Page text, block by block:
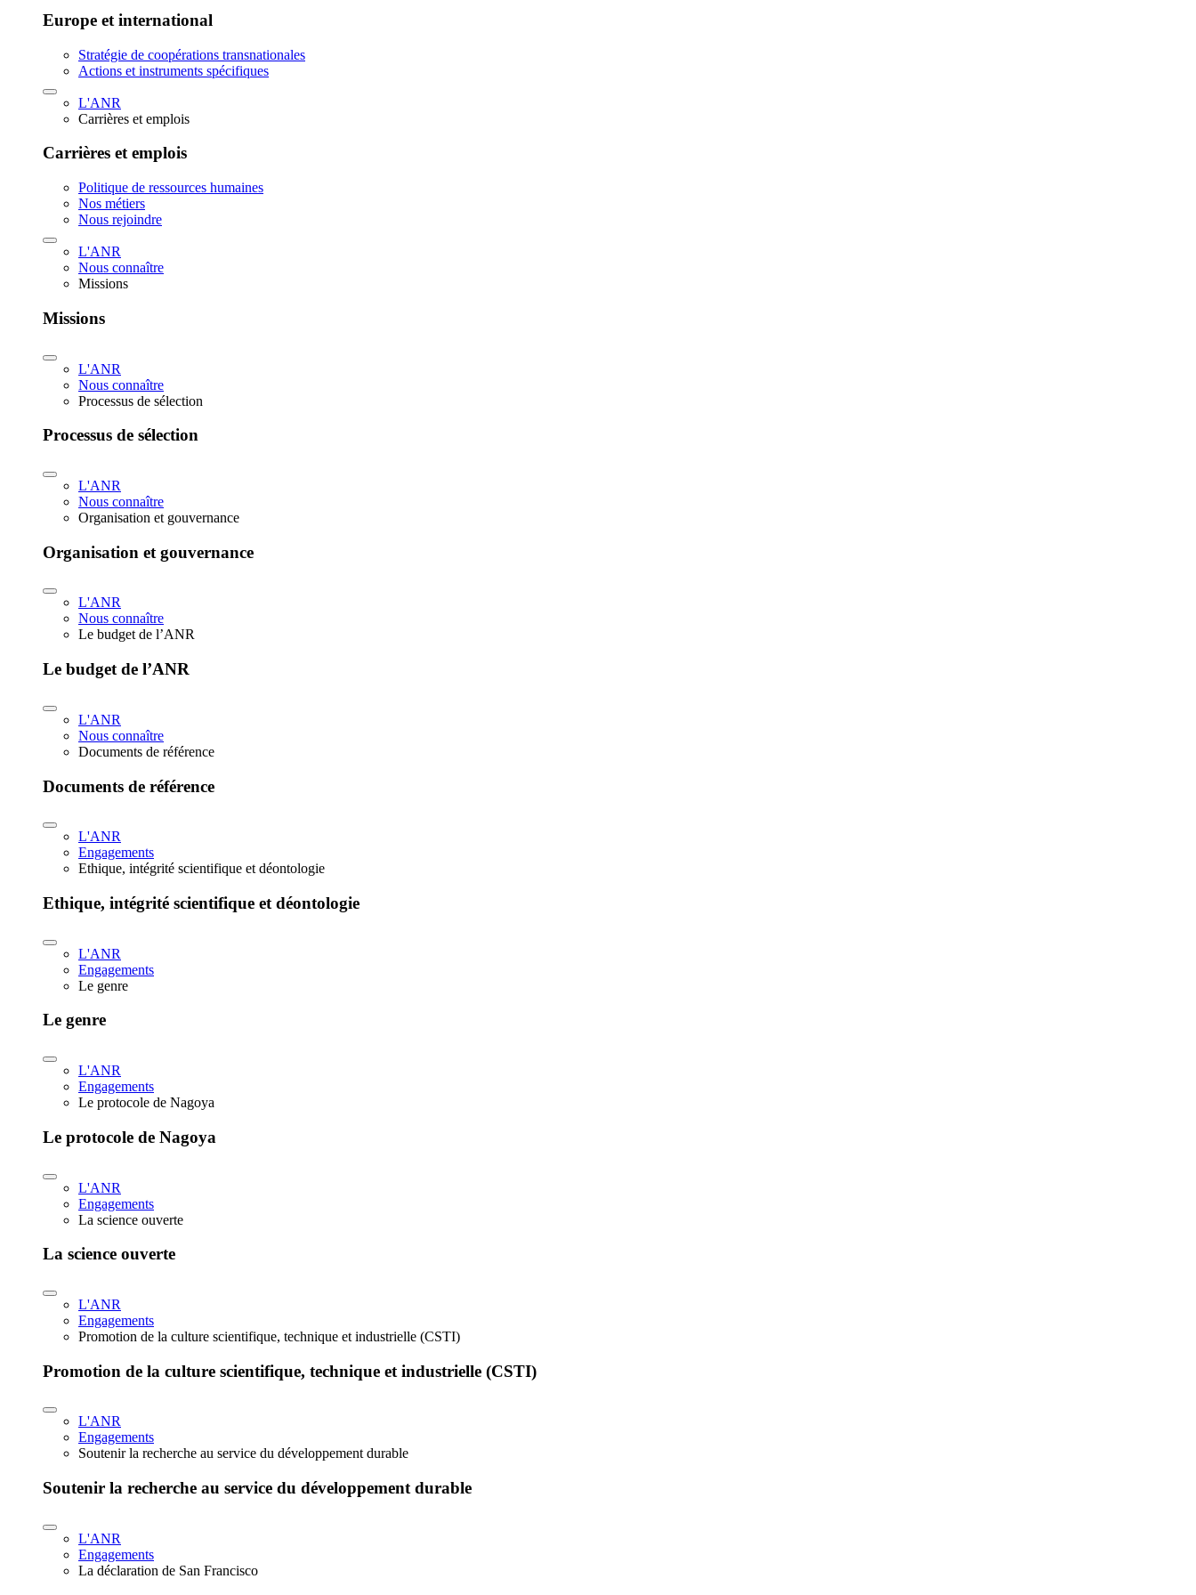
Europe et international
Stratégie de coopérations transnationales
Actions et instruments spécifiques
L'ANR
Carrières et emplois
Carrières et emplois
Politique de ressources humaines
Nos métiers
Nous rejoindre
L'ANR
Nous connaître
Missions
Missions
L'ANR
Nous connaître
Processus de sélection
Processus de sélection
L'ANR
Nous connaître
Organisation et gouvernance
Organisation et gouvernance
L'ANR
Nous connaître
Le budget de l’ANR
Le budget de l’ANR
L'ANR
Nous connaître
Documents de référence
Documents de référence
L'ANR
Engagements
Ethique, intégrité scientifique et déontologie
Ethique, intégrité scientifique et déontologie
L'ANR
Engagements
Le genre
Le genre
L'ANR
Engagements
Le protocole de Nagoya
Le protocole de Nagoya
L'ANR
Engagements
La science ouverte
La science ouverte
L'ANR
Engagements
Promotion de la culture scientifique, technique et industrielle (CSTI)
Promotion de la culture scientifique, technique et industrielle (CSTI)
L'ANR
Engagements
Soutenir la recherche au service du développement durable
Soutenir la recherche au service du développement durable
L'ANR
Engagements
La déclaration de San Francisco